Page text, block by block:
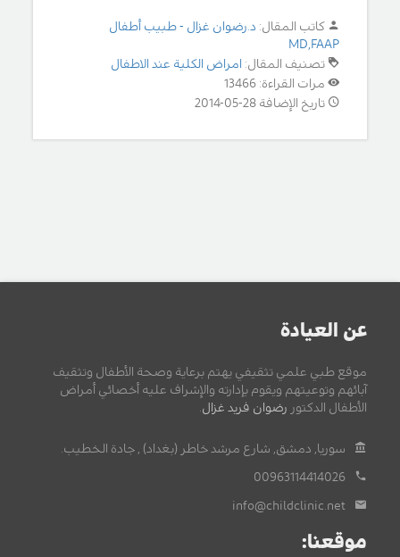
كاتب المقال: د.رضوان غزال - طبيب أطفال
MD,FAAP
تصنيف المقال: امراض الكلية عند الاطفال
مرات القراءة: 13466
تاريخ الإضافة 28-05-2014
عن العيادة
موقع طبي علمي تثقيفي يهتم برعاية وصحة الأطفال وتثقيف
آبائهم وتوعيتهم ويقوم بإدارته والإشراف عليه أخصائي أمراض
الأطفال الدكتور رضوان فريد غزال.
سوريا, دمشق, شارع مرشد خاطر (بغداد) , جادة الخطيب.
00963114414026
info@childclinic.net
موقعنا: